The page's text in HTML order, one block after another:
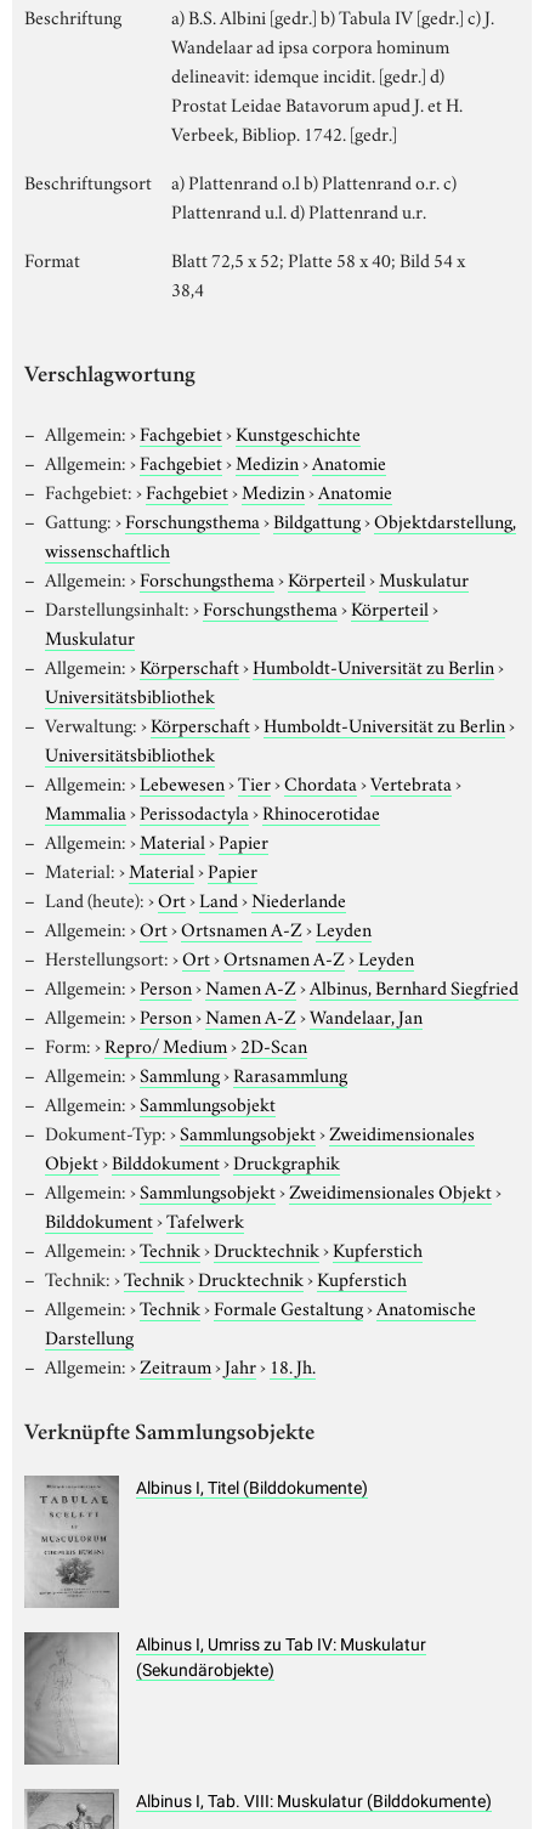
Beschriftung
a) B.S. Albini [gedr.] b) Tabula IV [gedr.] c) J.
Wandelaar ad ipsa corpora hominum
delineavit: idemque incidit. [gedr.] d)
Prostat Leidae Batavorum apud J. et H.
Verbeek, Bibliop. 1742. [gedr.]
Beschriftungsort
a) Plattenrand o.l b) Plattenrand o.r. c)
Plattenrand u.l. d) Plattenrand u.r.
Format
Blatt 72,5 x 52; Platte 58 x 40; Bild 54 x
38,4
Verschlagwortung
Allgemein:›Fachgebiet›Kunstgeschichte
Allgemein:›Fachgebiet›Medizin›Anatomie
Fachgebiet:›Fachgebiet›Medizin›Anatomie
Gattung:›Forschungsthema›Bildgattung›Objektdarstellung,
wissenschaftlich
Allgemein:›Forschungsthema›Körperteil›Muskulatur
Darstellungsinhalt:›Forschungsthema›Körperteil›
Muskulatur
Allgemein:›Körperschaft›Humboldt-Universität zu Berlin›
Universitätsbibliothek
Verwaltung:›Körperschaft›Humboldt-Universität zu Berlin›
Universitätsbibliothek
Allgemein:›Lebewesen›Tier›Chordata›Vertebrata›
Mammalia›Perissodactyla›Rhinocerotidae
Allgemein:›Material›Papier
Material:›Material›Papier
Land (heute):›Ort›Land›Niederlande
Allgemein:›Ort›Ortsnamen A-Z›Leyden
Herstellungsort:›Ort›Ortsnamen A-Z›Leyden
Allgemein:›Person›Namen A-Z›Albinus, Bernhard Siegfried
Allgemein:›Person›Namen A-Z›Wandelaar, Jan
Form:›Repro/ Medium›2D-Scan
Allgemein:›Sammlung›Rarasammlung
Allgemein:›Sammlungsobjekt
Dokument-Typ:›Sammlungsobjekt›Zweidimensionales
Objekt›Bilddokument›Druckgraphik
Allgemein:›Sammlungsobjekt›Zweidimensionales Objekt›
Bilddokument›Tafelwerk
Allgemein:›Technik›Drucktechnik›Kupferstich
Technik:›Technik›Drucktechnik›Kupferstich
Allgemein:›Technik›Formale Gestaltung›Anatomische
Darstellung
Allgemein:›Zeitraum›Jahr› 18. Jh.
Verknüpfte Sammlungsobjekte
Albinus I, Titel (Bilddokumente)
Albinus I, Umriss zu Tab IV: Muskulatur
(Sekundärobjekte)
Albinus I, Tab. VIII: Muskulatur (Bilddokumente)